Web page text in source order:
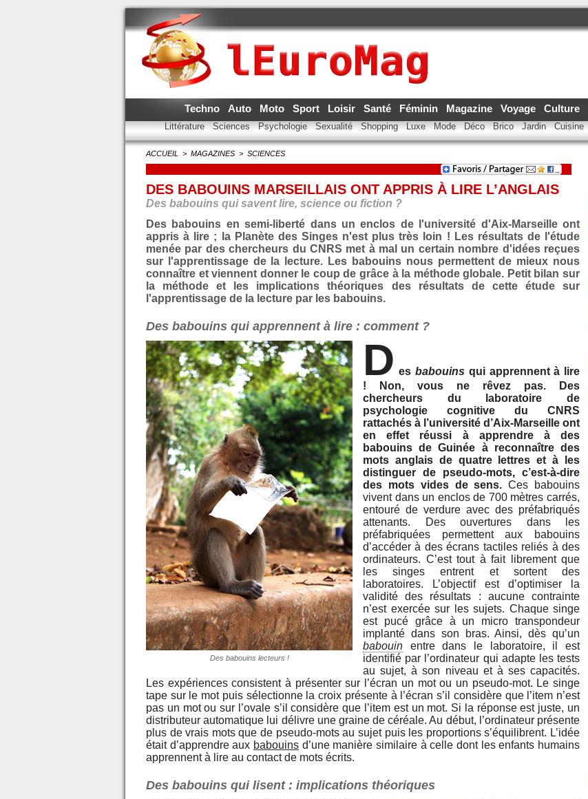
Techno Auto Moto Sport Loisir Santé Féminin Magazine Voyage Culture
Littérature Sciences Psychologie Sexualité Shopping Luxe Mode Déco Brico Jardin Cuisine
ACCUEIL > MAGAZINES > SCIENCES
DES BABOUINS MARSEILLAIS ONT APPRIS À LIRE L’ANGLAIS
Des babouins qui savent lire, science ou fiction ?
Des babouins en semi-liberté dans un enclos de l'université d'Aix-Marseille ont
appris à lire ; la Planète des Singes n'est plus très loin ! Les résultats de l'étude
menée par des chercheurs du CNRS met à mal un certain nombre d'idées reçues
sur l'apprentissage de la lecture. Les babouins nous permettent de mieux nous
connaître et viennent donner le coup de grâce à la méthode globale. Petit bilan sur
la méthode et les implications théoriques des résultats de cette étude sur
l'apprentissage de la lecture par les babouins.
Des babouins qui apprennent à lire : comment ?
Des babouins lecteurs !
D esbabouins qui apprennent à lire
! Non, vous ne rêvez pas. Des
chercheurs du laboratoire de
psychologie cognitive du CNRS
rattachés à l’université d’Aix-Marseille ont
en effet réussi à apprendre à des
babouins de Guinée à reconnaître des
mots anglais de quatre lettres et à les
distinguer de pseudo-mots, c’est-à-dire
des mots vides de sens. Ces babouins
vivent dans un enclos de 700 mètres carrés,
entouré de verdure avec des préfabriqués
attenants. Des ouvertures dans les
préfabriquées permettent aux babouins
d’accéder à des écrans tactiles reliés à des
ordinateurs. C’est tout à fait librement que
les singes entrent et sortent des
laboratoires. L’objectif est d’optimiser la
validité des résultats : aucune contrainte
n’est exercée sur les sujets. Chaque singe
est pucé grâce à un micro transpondeur
implanté dans son bras. Ainsi, dès qu’un
babouin entre dans le laboratoire, il est
identifié par l’ordinateur qui adapte les tests
au sujet, à son niveau et à ses capacités.
Les expériences consistent à présenter sur l’écran un mot ou un pseudo-mot. Le singe
tape sur le mot puis sélectionne la croix présente à l’écran s’il considère que l’item n’est
pas un mot ou sur l’ovale s’il considère que l’item est un mot. Si la réponse est juste, un
distributeur automatique lui délivre une graine de céréale. Au début, l’ordinateur présente
plus de vrais mots que de pseudo-mots au sujet puis les proportions s’équilibrent. L’idée
était d’apprendre aux babouins d’une manière similaire à celle dont les enfants humains
apprennent à lire au contact de mots écrits.
Des babouins qui lisent : implications théoriques